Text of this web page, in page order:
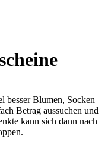
besser Blumen, Socken
Betrag aussuchen und
kann sich dann nach